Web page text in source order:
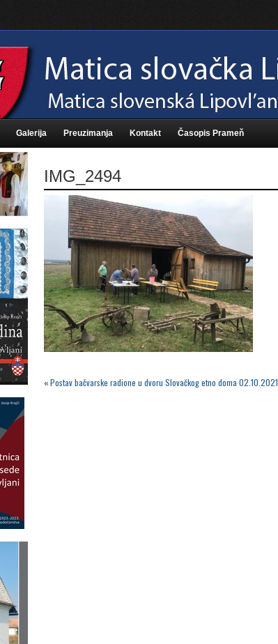
Galerija Preuzimanja Kontakt Časopis Prameň
IMG_2494
«Postav bačvarske radione u dvoru Slovačkog etno doma 02.10.2021.